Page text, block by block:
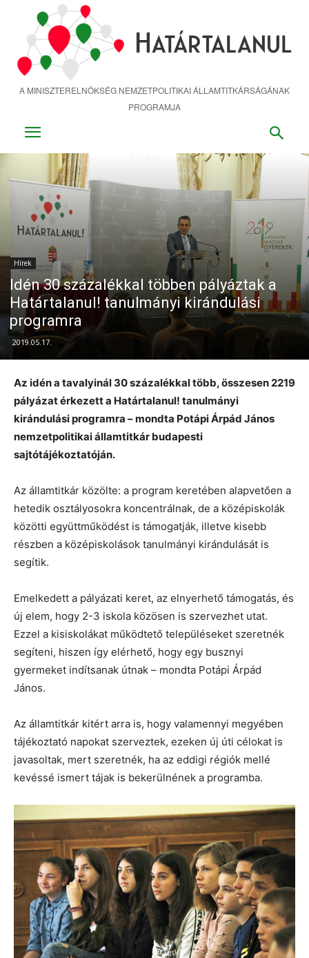
tartalomra
A MINISZTERELNÖKSÉG NEMZETPOLITIKAI ÁLLAMTITKÁRSÁGÁNAK
PROGRAMJA
Hírek
Idén 30 százalékkal többen pályáztak a
Határtalanul! tanulmányi kirándulási
programra
2019.05.17.
Az idén a tavalyinál 30 százalékkal több, összesen 2219
pályázat érkezett a Határtalanul! tanulmányi
kirándulási programra – mondta Potápi Árpád János
nemzetpolitikai államtitkár budapesti
sajtótájékoztatóján.
Az államtitkár közölte: a program keretében alapvetően a
hetedik osztályosokra koncentrálnak, de a középiskolák
közötti együttműködést is támogatják, illetve kisebb
részben a középiskolások tanulmányi kirándulását is
segítik.
Emelkedett a pályázati keret, az elnyerhető támogatás, és
új elem, hogy 2-3 iskola közösen is szervezhet utat.
Ezzel a kisiskolákat működtető településeket szeretnék
segíteni, hiszen így elérhető, hogy egy busznyi
gyermeket indítsanak útnak – mondta Potápi Árpád
János.
Az államtitkár kitért arra is, hogy valamennyi megyében
tájékoztató napokat szerveztek, ezeken új úti célokat is
javasoltak, mert szeretnék, ha az eddigi régiók mellé
kevéssé ismert tájak is bekerülnének a programba.